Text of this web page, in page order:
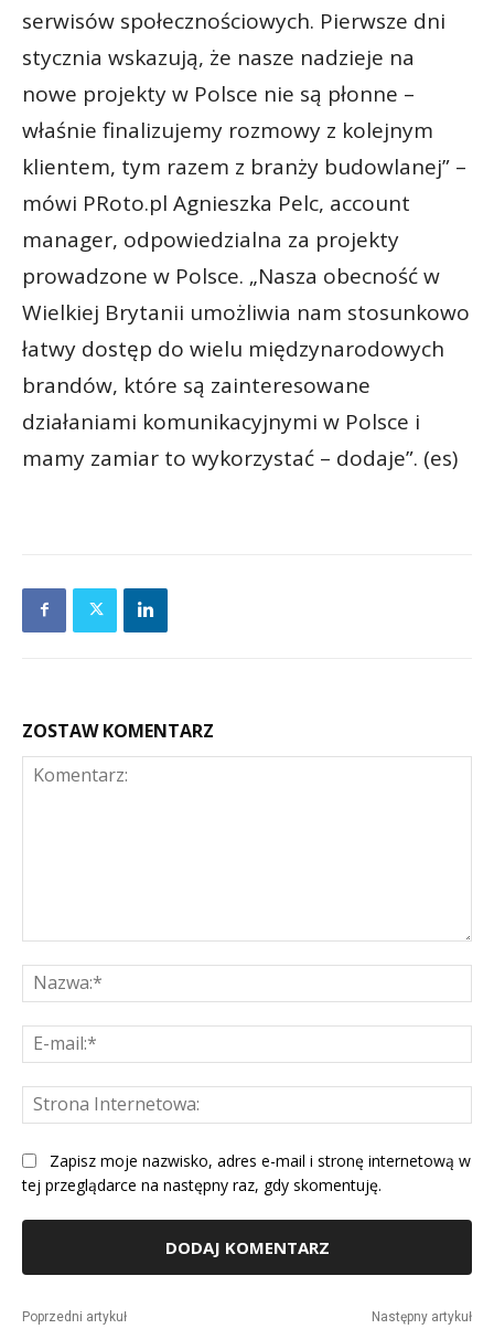
serwisów społecznościowych. Pierwsze dni
stycznia wskazują, że nasze nadzieje na
nowe projekty w Polsce nie są płonne –
właśnie finalizujemy rozmowy z kolejnym
klientem, tym razem z branży budowlanej” –
mówi PRoto.pl Agnieszka Pelc, account
manager, odpowiedzialna za projekty
prowadzone w Polsce. „Nasza obecność w
Wielkiej Brytanii umożliwia nam stosunkowo
łatwy dostęp do wielu międzynarodowych
brandów, które są zainteresowane
działaniami komunikacyjnymi w Polsce i
mamy zamiar to wykorzystać – dodaje”. (es)
ZOSTAW KOMENTARZ
Zapisz moje nazwisko, adres e-mail i stronę internetową w
tej przeglądarce na następny raz, gdy skomentuję.
Poprzedni artykuł Następny artykuł